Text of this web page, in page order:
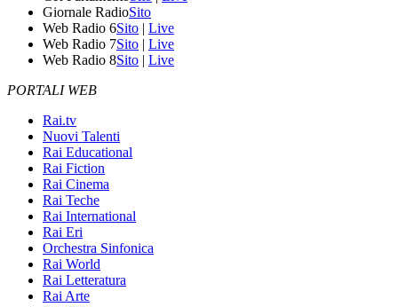
Giornale RadioSito
Web Radio 6Sito | Live
Web Radio 7Sito | Live
Web Radio 8Sito | Live
PORTALI WEB
Rai.tv
Nuovi Talenti
Rai Educational
Rai Fiction
Rai Cinema
Rai Teche
Rai International
Rai Eri
Orchestra Sinfonica
Rai World
Rai Letteratura
Rai Arte